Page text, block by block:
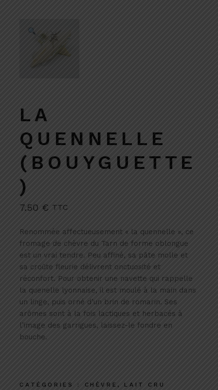
LA
QUENNELLE
(BOUYGUETTE
)
7.50 € TTC
Renommée affectueusement « la quennelle », ce
fromage de chèvre du Tarn de forme oblongue
est un vrai tendre. Peu affiné, sa pâte molle et
sa croûte fleurie délivrent onctuosité et
réconfort. Pour obtenir une navette qui rappelle
la quenelle lyonnaise, il est moulé à la main dans
un linge, puis orné d’un brin de romarin. Ses
arômes sont à la fois lactiques et herbacés à
l’image des garrigues, laissez-le fondre en
bouche.
CATÉGORIES : CHÈVRE , LAIT CRU